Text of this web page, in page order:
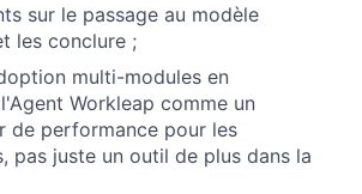
sur le passage au modèle
les conclure ;
multi-modules en
Workleap comme un
de performance pour les
pas juste un outil de plus dans la